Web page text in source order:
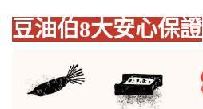
豆油伯8大安心保證